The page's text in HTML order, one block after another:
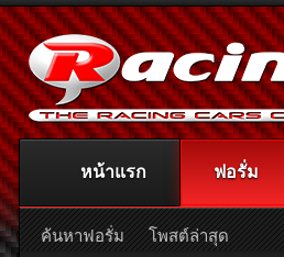
หน้าแรก ฟอรั่ม
ค้นหาฟอรั่ม โพสต์ล่าสุด